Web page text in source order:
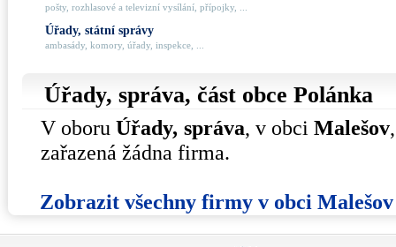
pošty, rozhlasové a televizní vysílání, přípojky, ...
Úřady, státní správy
ambasády, komory, úřady, inspekce, ...
Úřady, správa, část obce Polánka
V oboruÚřady, správa, v obciMalešov
zařazená žádna firma.
Zobrazit všechny firmy v obci Malešov